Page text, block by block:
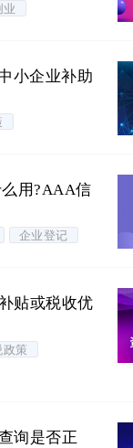
业
小企业补助
用?AAA信
企业登记
贴或税收优
策
询是否正